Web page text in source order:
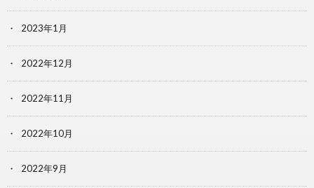
2023年1月
2022年12月
2022年11月
2022年10月
2022年9月